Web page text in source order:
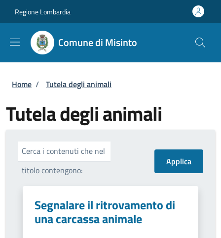
Regione Lombardia
Comune di Misinto
Briciole di pane
Home / Tutela degli animali
Tutela degli animali
Cerca i contenuti che nel
titolo contengono:
Segnalare il ritrovamento di
una carcassa animale